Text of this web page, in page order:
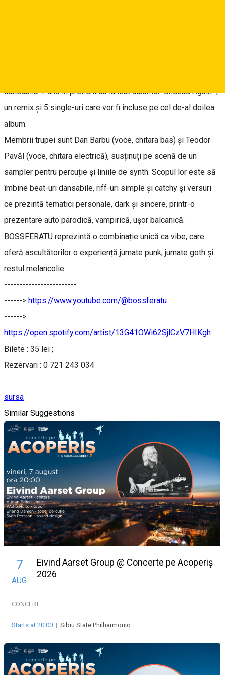
dansabilă. Până în prezent au lansat albumul ''Undead Again '',
un remix și 5 single-uri care vor fi incluse pe cel de-al doilea
album.
Membrii trupei sunt Dan Barbu (voce, chitara bas) și Teodor
Pavăl (voce, chitara electrică), susținuți pe scenă de un
sampler pentru percuție și liniile de synth. Scopul lor este să
îmbine beat-uri dansabile, riff-uri simple și catchy și versuri
ce prezintă tematici personale, dark și sincere, printr-o
prezentare auto parodică, vampirică, ușor balcanică.
BOSSFERATU reprezintă o combinație unică ca vibe, care
oferă ascultătorilor o experiență jumate punk, jumate goth și
restul melancolie .
------------------------
------> https://www.youtube.com/@bossferatu
------>
https://open.spotify.com/artist/13G41OWi62SjlCzV7HIKgh
Bilete : 35 lei ;
Rezervari : 0 721 243 034
sursa
Similar Suggestions
7
AUG
Eivind Aarset Group @ Concerte pe Acoperiș
2026
CONCERT
Starts at 20:00 | Sibiu State Philharmonic